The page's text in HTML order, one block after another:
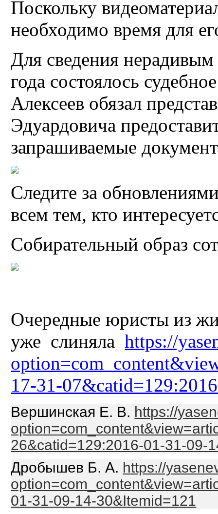
Поскольку
необходимо время для
Для сведения
года состоялось
Алексеев обязал
Эдуардовича
запрашиваемые
Следите за
всем тем, кто
Собирательный образ
Очередные юристы из
уже слинялаhttps://
17-31-
Вершинская Е. В. https://
26&catid=129:2016-01-31-09-
Дробышев Б. А. https://
01-31-09-14-30&Itemid=121